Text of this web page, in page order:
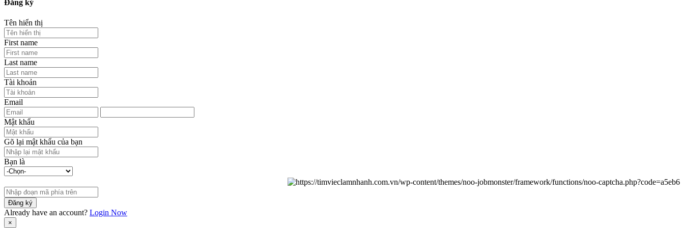
Đăng ký
Tên hiển thị
First name
Last name
Tài khoản
Email
Mật khẩu
Gõ lại mật khẩu của bạn
Bạn là
Đăng ký
Already have an account? Login Now
×